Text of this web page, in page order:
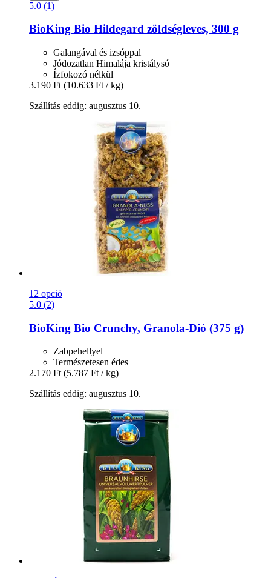
5.0 (1)
BioKing Bio Hildegard zöldségleves, 300 g
Galangával és izsóppal
Jódozatlan Himalája kristálysó
Ízfokozó nélkül
3.190 Ft (10.633 Ft / kg)
Szállítás eddig: augusztus 10.
12 opció
5.0 (2)
BioKing Bio Crunchy, Granola-​Dió (375 g)
Zabpehellyel
Természetesen édes
2.170 Ft (5.787 Ft / kg)
Szállítás eddig: augusztus 10.